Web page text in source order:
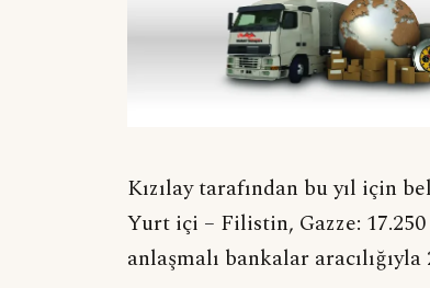
Kızılay tarafından bu yıl için
Yurt içi – Filistin, Gazze:
anlaşmalı bankalar